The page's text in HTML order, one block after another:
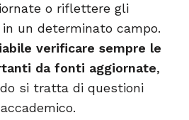
o riflettere gli
un determinato campo.
verificare sempre le
da fonti aggiornate,
si tratta di questioni